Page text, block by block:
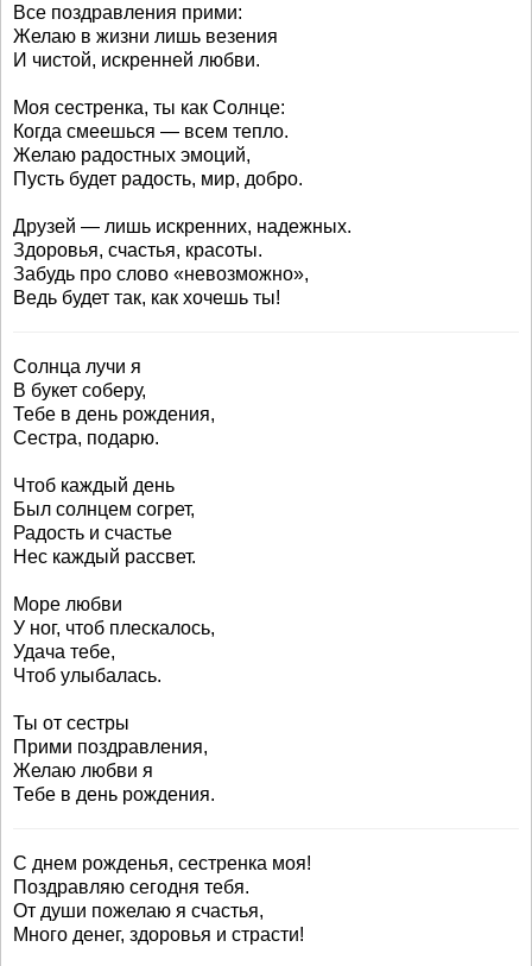
Все поздравления прими:
Желаю в жизни лишь везения
И чистой, искренней любви.
Моя сестренка, ты как Солнце:
Когда смеешься — всем тепло.
Желаю радостных эмоций,
Пусть будет радость, мир, добро.
Друзей — лишь искренних, надежных.
Здоровья, счастья, красоты.
Забудь про слово «невозможно»,
Ведь будет так, как хочешь ты!
Солнца лучи я
В букет соберу,
Тебе в день рождения,
Сестра, подарю.
Чтоб каждый день
Был солнцем согрет,
Радость и счастье
Нес каждый рассвет.
Море любви
У ног, чтоб плескалось,
Удача тебе,
Чтоб улыбалась.
Ты от сестры
Прими поздравления,
Желаю любви я
Тебе в день рождения.
С днем рожденья, сестренка моя!
Поздравляю сегодня тебя.
От души пожелаю я счастья,
Много денег, здоровья и страсти!